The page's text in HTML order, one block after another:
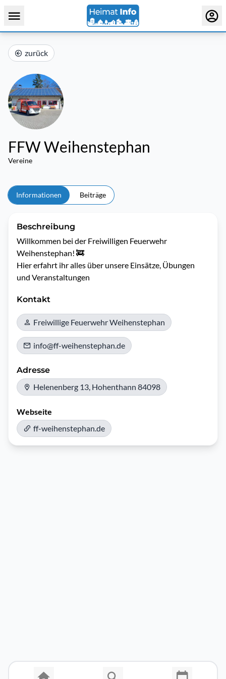
zurück
FFW Weihenstephan
Vereine
Informationen Beiträge
Beschreibung
Willkommen bei der Freiwilligen Feuerwehr
Weihenstephan! 🚒
Hier erfahrt ihr alles über unsere Einsätze, Übungen
und Veranstaltungen
Kontakt
Freiwillige Feuerwehr Weihenstephan
info@ff-weihenstephan.de
Adresse
Helenenberg 13, Hohenthann 84098
Webseite
ff-weihenstephan.de